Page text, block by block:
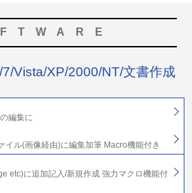
Vista/XP/2000/NT/文書作成
編集に
イル(画像経由)に編集加筆 Macro機能付き
etc)に追加記入/新規作成 強力マクロ機能付